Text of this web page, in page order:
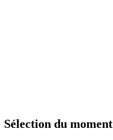
Sélection du moment